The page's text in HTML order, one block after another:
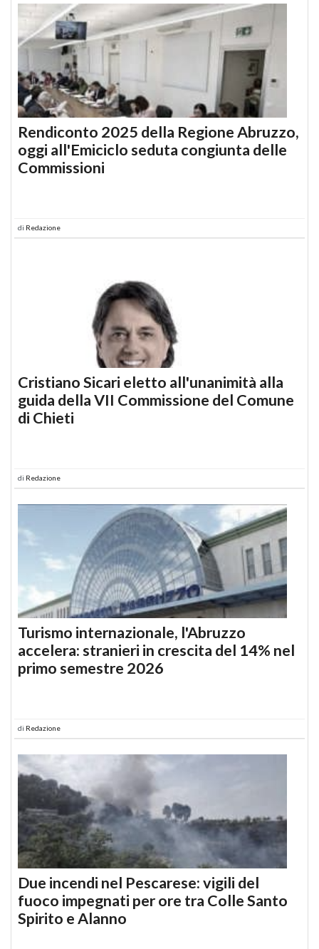
Rendiconto 2025 della Regione Abruzzo,
oggi all'Emiciclo seduta congiunta delle
Commissioni
di Redazione
Cristiano Sicari eletto all'unanimità alla
guida della VII Commissione del Comune
di Chieti
di Redazione
Turismo internazionale, l'Abruzzo
accelera: stranieri in crescita del 14% nel
primo semestre 2026
di Redazione
Due incendi nel Pescarese: vigili del
fuoco impegnati per ore tra Colle Santo
Spirito e Alanno